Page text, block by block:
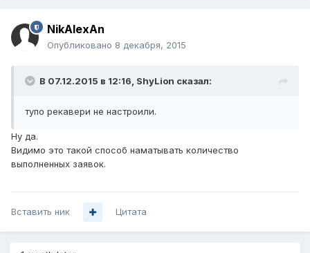
NikAlexAn
Опубликовано 8 декабря, 2015
В 07.12.2015 в 12:16, ShyLion сказал:
тупо рекавери не настроили.
Ну да.
Видимо это такой способ наматывать количество
выполненных заявок.
Вставить ник Цитата